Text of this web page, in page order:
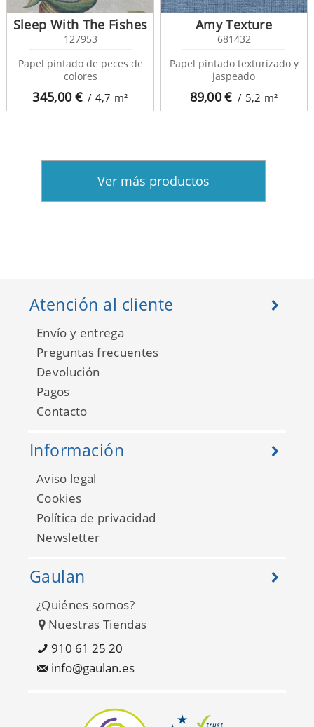
345,00€ / 4,7 m²
Sleep With The Fishes
127953
Papel pintado de peces de
colores
89,00€ / 5,2 m²
Amy Texture
681432
Papel pintado texturizado y
jaspeado
Ver más productos
Atención al cliente
Envío y entrega
Preguntas frecuentes
Devolución
Pagos
Contacto
Información
Aviso legal
Cookies
Política de privacidad
Newsletter
Gaulan
¿Quiénes somos?
Nuestras Tiendas
910 61 25 20
info@gaulan.es